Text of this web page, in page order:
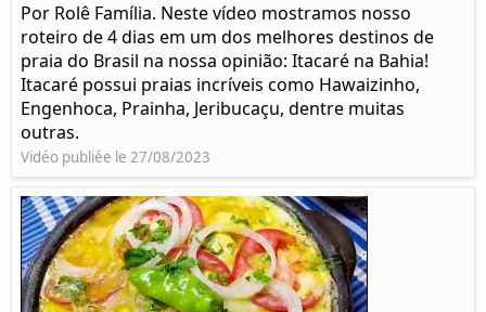
Por Rolê Família. Neste vídeo mostramos nosso
roteiro de 4 dias em um dos melhores destinos de
praia do Brasil na nossa opinião: Itacaré na Bahia!
Itacaré possui praias incríveis como Hawaizinho,
Engenhoca, Prainha, Jeribucaçu, dentre muitas
outras.
Vidéo publiée le 27/08/2023